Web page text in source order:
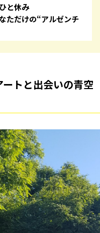
と休み
ただけの“アルゼンチ
トと出会いの青空